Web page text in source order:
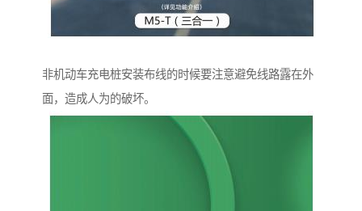
非机动车充电桩安装布线的时候要注意避免线路露在外
面，造成人为的破坏。